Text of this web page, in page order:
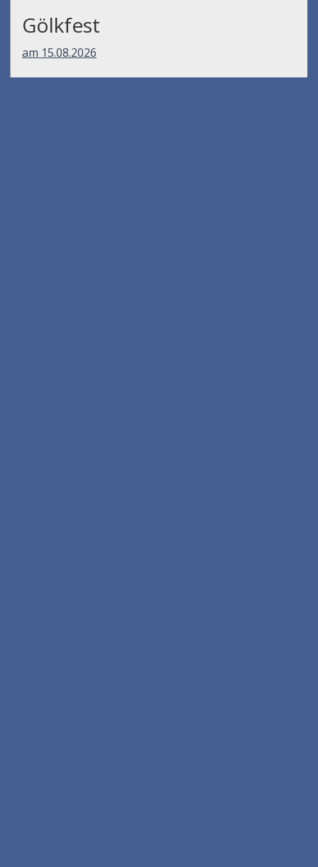
Gölkfest
am 15.08.2026